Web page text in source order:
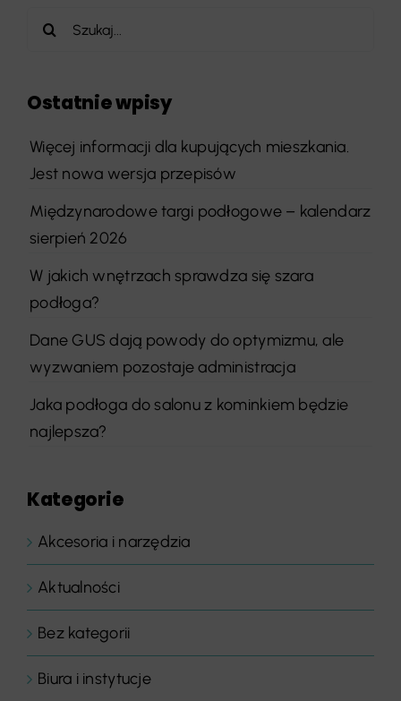
Szukaj
Ostatnie wpisy
Więcej informacji dla kupujących mieszkania.
Jest nowa wersja przepisów
Międzynarodowe targi podłogowe – kalendarz
sierpień 2026
W jakich wnętrzach sprawdza się szara
podłoga?
Dane GUS dają powody do optymizmu, ale
wyzwaniem pozostaje administracja
Jaka podłoga do salonu z kominkiem będzie
najlepsza?
Kategorie
Akcesoria i narzędzia
Aktualności
Bez kategorii
Biura i instytucje